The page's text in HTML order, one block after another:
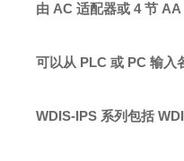
由 AC 适配器或 4 节 AA
可以从 PLC 或 PC 输入
WDIS-IPS 系列包括